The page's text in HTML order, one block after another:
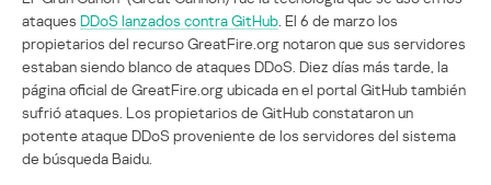
ataques DDoS lanzados contra GitHub . El 6 de marzo los
propietarios del recurso GreatFire.org notaron que sus servidores
estaban siendo blanco de ataques DDoS. Diez días más tarde, la
página oficial de GreatFire.org ubicada en el portal GitHub también
sufrió ataques. Los propietarios de GitHub constataron un
potente ataque DDoS proveniente de los servidores del sistema
de búsqueda Baidu.